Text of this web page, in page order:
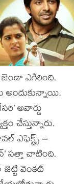
ఎగిరింది.
అవార్డు
చేస్తున్నారు.
ఎఫెక్ట్స్ –
సత్తా చాటింది.
జెట్టి వెంకట్